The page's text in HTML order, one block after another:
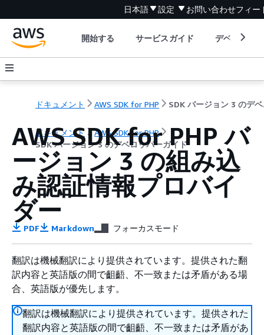
日本語 設定 お問い合わせフィー
開始する サービスガイド デベロッパ
ドキュメント AWS SDK for PHP
ドキュメント
AWS SDK for PHP
SDK バージョン 3 のデベロッパーガイド
AWS SDK for PHP バ
ージョン 3 の組み込
み認証情報プロバイ
ダー
PDF Markdown フォーカスモード
翻訳は機械翻訳により提供されています。提供された翻
訳内容と英語版の間で齟齬、不一致または矛盾がある場
合、英語版が優先します。
翻訳は機械翻訳により提供されています。提供された
翻訳内容と英語版の間で齟齬、不一致または矛盾があ